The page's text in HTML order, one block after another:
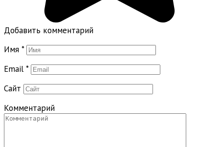
Добавить комментарий
Имя *
Email *
Сайт
Комментарий